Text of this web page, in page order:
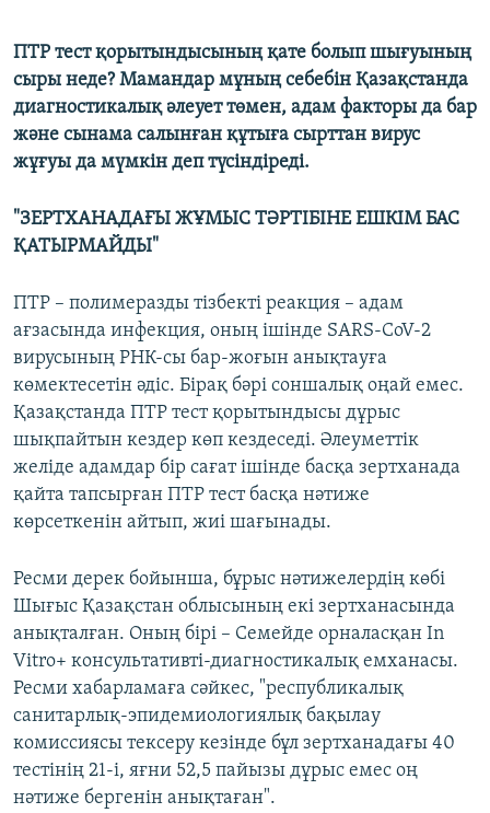
ПТР тест қорытындысының қате болып шығуының
сыры неде? Мамандар мұның себебін Қазақстанда
диагностикалық әлеует төмен, адам факторы да бар
және сынама салынған құтыға сырттан вирус
жұғуы да мүмкін деп түсіндіреді.
"ЗЕРТХАНАДАҒЫ ЖҰМЫС ТӘРТІБІНЕ ЕШКІМ БАС
ҚАТЫРМАЙДЫ"
ПТР – полимеразды тізбекті реакция – адам
ағзасында инфекция, оның ішінде SARS-CoV-2
вирусының РНК-сы бар-жоғын анықтауға
көмектесетін әдіс. Бірақ бәрі соншалық оңай емес.
Қазақстанда ПТР тест қорытындысы дұрыс
шықпайтын кездер көп кездеседі. Әлеуметтік
желіде адамдар бір сағат ішінде басқа зертханада
қайта тапсырған ПТР тест басқа нәтиже
көрсеткенін айтып, жиі шағынады.
Ресми дерек бойынша, бұрыс нәтижелердің көбі
Шығыс Қазақстан облысының екі зертханасында
анықталған. Оның бірі – Семейде орналасқан In
Vitro+ консультативті-диагностикалық емханасы.
Ресми хабарламаға сәйкес, "республикалық
санитарлық-эпидемиологиялық бақылау
комиссиясы тексеру кезінде бұл зертханадағы 40
тестінің 21-і, яғни 52,5 пайызы дұрыс емес оң
нәтиже бергенін анықтаған".